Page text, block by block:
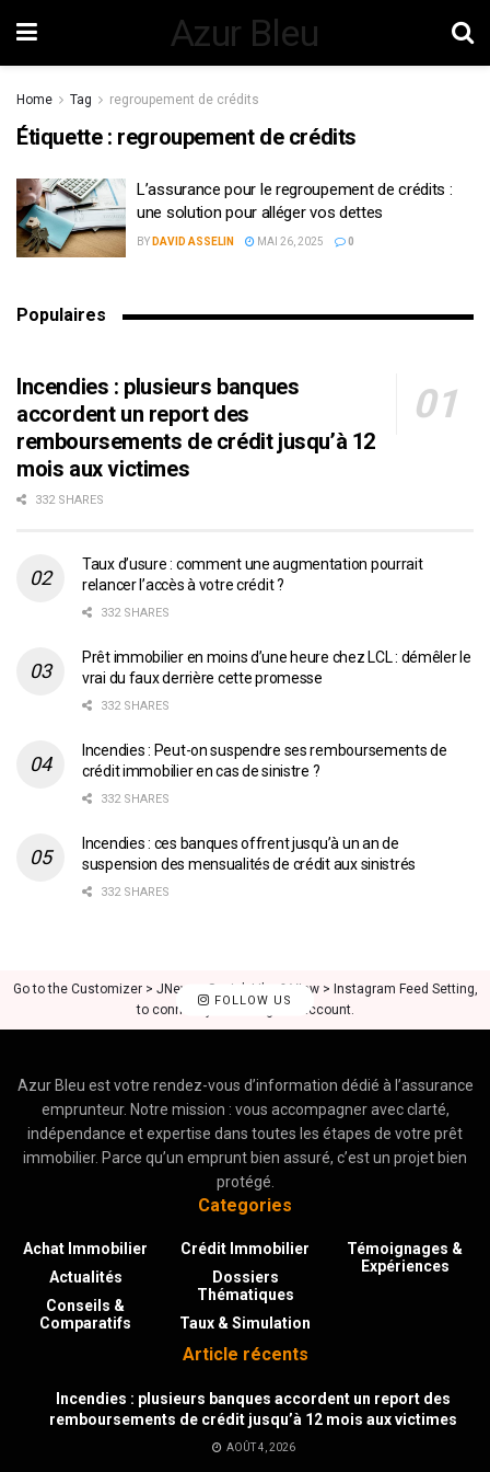
Azur Bleu
Home Tag regroupement de crédits
Étiquette : regroupement de crédits
L’assurance pour le regroupement de crédits :
une solution pour alléger vos dettes
BY DAVID ASSELIN MAI 26, 2025 0
Populaires
Incendies : plusieurs banques
accordent un report des
remboursements de crédit jusqu’à 12
mois aux victimes
332 SHARES
Taux d’usure : comment une augmentation pourrait
relancer l’accès à votre crédit ?
332 SHARES
Prêt immobilier en moins d’une heure chez LCL : démêler le
vrai du faux derrière cette promesse
332 SHARES
Incendies : Peut-on suspendre ses remboursements de
crédit immobilier en cas de sinistre ?
332 SHARES
Incendies : ces banques offrent jusqu’à un an de
suspension des mensualités de crédit aux sinistrés
332 SHARES
FOLLOW US
Go to the Customizer > JNews : Social, Like & View > Instagram Feed Setting,
to connect your Instagram account.
Azur Bleu est votre rendez-vous d’information dédié à l’assurance
emprunteur. Notre mission : vous accompagner avec clarté,
indépendance et expertise dans toutes les étapes de votre prêt
immobilier. Parce qu’un emprunt bien assuré, c’est un projet bien
protégé.
Categories
Achat Immobilier
Actualités
Conseils &
Comparatifs
Crédit Immobilier
Dossiers
Thématiques
Taux & Simulation
Témoignages &
Expériences
Article récents
Incendies : plusieurs banques accordent un report des
remboursements de crédit jusqu’à 12 mois aux victimes
AOÛT 4, 2026